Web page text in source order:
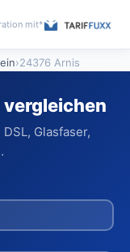
mit*
›24376 Arnis
Glasfaser,